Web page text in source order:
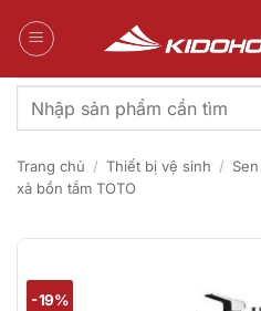
qua
Tìm
kiếm:
Trang chủ / Thiết bị vệ sinh /
xả bồn tắm TOTO
-19%